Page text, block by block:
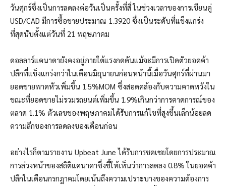
วันศุกร์ซึ่งเป็นการลดลงต่อวันเป็นครั้งที่สี่ ในช่วงเวลาของการเขียนคู่
USD/CAD มีการซื้อขายประมาณ 1.3920 ซึ่งเป็นระดับที่แข็งแกร่ง
ที่สุดนับตั้งแต่วันที่ 21 พฤษภาคม
ดอลลาร์แคนาดายังคงอยู่ภายใต้แรงกดดันแม้จะมีการเปิดตัวยอดค้า
ปลีกที่แข็งแกร่งกว่าในเดือนมิถุนายนก่อนหน้านี้เมื่อวันศุกร์ที่ผ่านมา
ยอดขายพาดหัวเพิ่มขึ้น 1.5%MOM ซึ่งสอดคล้องกับความคาดหวังใน
ขณะที่ยอดขายไม่รวมรถยนต์เพิ่มขึ้น 1.9%เกินกว่าการคาดการณ์ของ
ตลาด 1.1% ตัวเลขของพฤษภาคมได้รับการแก้ไขที่สูงขึ้นเล็กน้อยลด
ความลึกของการลดลงของเดือนก่อน
อย่างไรก็ตามรายงาน Upbeat June ได้รับการชดเชยโดยการประมาณ
การล่วงหน้าของสถิติแคนาดาซึ่งชี้ให้เห็นว่าการลดลง 0.8% ในยอดค้า
ปลีกในเดือนกรกฎาคมโดยเน้นถึงความเปราะบางของความต้องการ